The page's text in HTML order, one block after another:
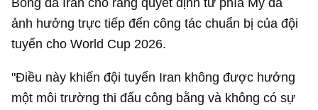
ảnh hưởng trực tiếp đến công tác chuẩn bị của đội
tuyển cho World Cup 2026.
"Điều này khiến đội tuyển Iran không được hưởng
một môi trường thi đấu công bằng và không có sự